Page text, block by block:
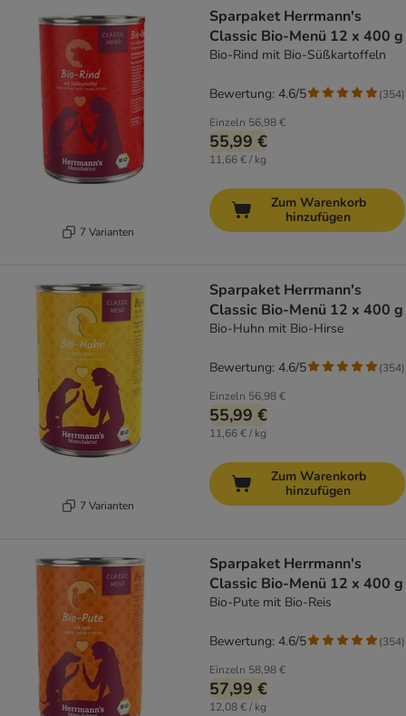
7 Varianten
Sparpaket Herrmann's
Classic Bio-Menü 12 x 400 g
Bio-Rind mit Bio-Süßkartoffeln
Einzeln 56,98 €
55,99 €
11,66 € / kg
Bewertung: 4.6/5 (354)
Zum Warenkorb
hinzufügen
7 Varianten
Sparpaket Herrmann's
Classic Bio-Menü 12 x 400 g
Bio-Huhn mit Bio-Hirse
Einzeln 56,98 €
55,99 €
11,66 € / kg
Bewertung: 4.6/5 (354)
Zum Warenkorb
hinzufügen
Sparpaket Herrmann's
Classic Bio-Menü 12 x 400 g
Bio-Pute mit Bio-Reis
Einzeln 58,98 €
57,99 €
12,08 € / kg
Bewertung: 4.6/5 (354)